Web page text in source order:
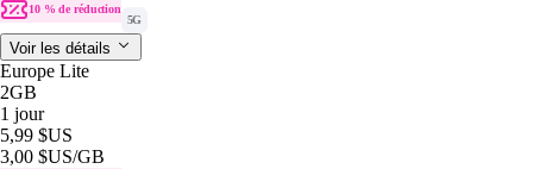
10 % de réduction
5G
Voir les détails
Europe Lite
2GB
1 jour
5,99 $US
3,00 $US/GB